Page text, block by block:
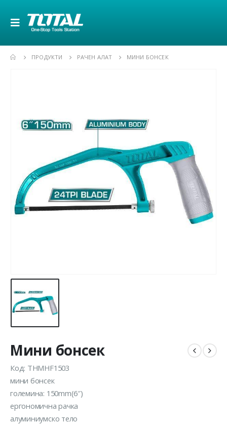
ПРОДУКТИ РАЧЕН АЛАТ МИНИ БОНСЕК
Мини бонсек
Код: THMHF1503
мини бонсек
големина: 150mm(6″)
ергономична рачка
алуминиумско тело